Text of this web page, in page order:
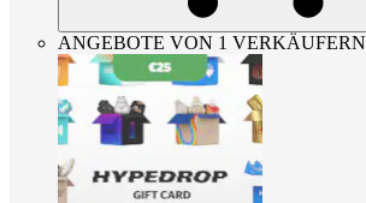
ANGEBOTE VON 1 VERKÄUFERN